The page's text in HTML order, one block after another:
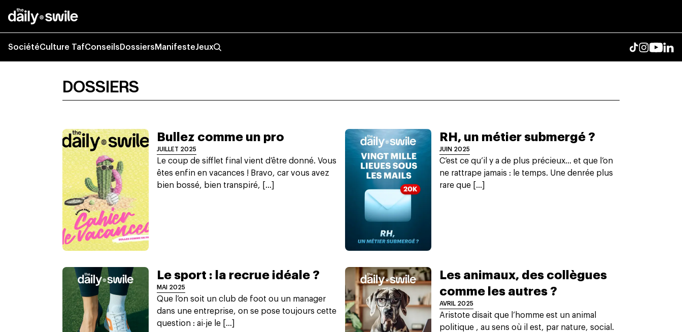
SociétéCulture TafConseils Dossiers ManifesteJeux
DOSSIERS
Bullez comme un pro
JUILLET 2025
Le coup de sifflet final vient d’être donné. Vous
êtes enfin en vacances ! Bravo, car vous avez
bien bossé, bien transpiré, [...]
RH, un métier submergé ?
JUIN 2025
C’est ce qu’il y a de plus précieux… et que l’on
ne rattrape jamais : le temps. Une denrée plus
rare que [...]
Le sport : la recrue idéale ?
MAI 2025
Que l’on soit un club de foot ou un manager
dans une entreprise, on se pose toujours cette
question : ai-je le [...]
Les animaux, des collègues
comme les autres ?
AVRIL 2025
Aristote disait que l’homme est un animal
politique , au sens où il est, par nature, social.